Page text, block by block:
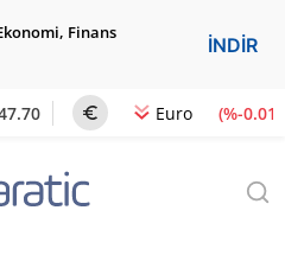
Finans
İNDİR
Euro (%-0.01)